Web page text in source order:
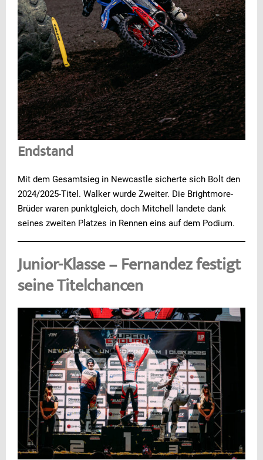
Endstand
Mit dem Gesamtsieg in Newcastle sicherte sich Bolt den
2024/2025-Titel. Walker wurde Zweiter. Die Brightmore-
Brüder waren punktgleich, doch Mitchell landete dank
seines zweiten Platzes in Rennen eins auf dem Podium.
Junior-Klasse – Fernandez festigt
seine Titelchancen